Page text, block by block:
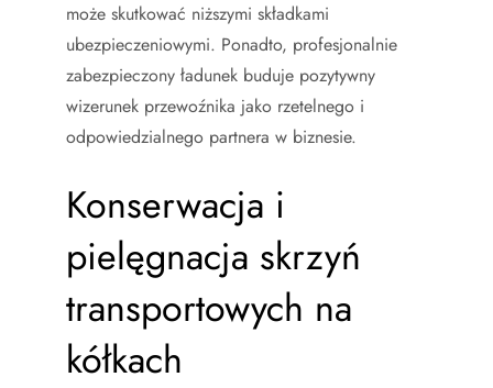
może skutkować niższymi składkami
ubezpieczeniowymi. Ponadto, profesjonalnie
zabezpieczony ładunek buduje pozytywny
wizerunek przewoźnika jako rzetelnego i
odpowiedzialnego partnera w biznesie.
Konserwacja i
pielęgnacja skrzyń
transportowych na
kółkach